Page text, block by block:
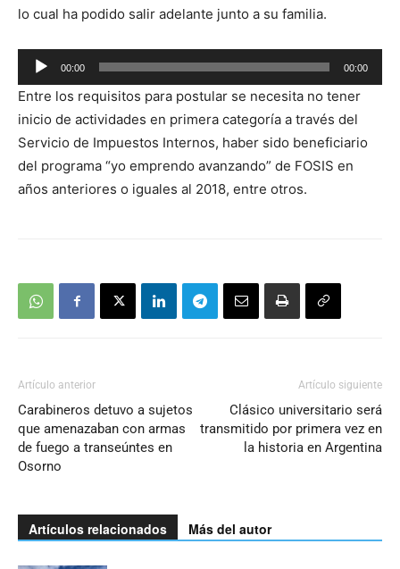
lo cual ha podido salir adelante junto a su familia.
Reproductor
de
audio
00:00 00:00
Entre los requisitos para postular se necesita no tener
inicio de actividades en primera categoría a través del
Servicio de Impuestos Internos, haber sido beneficiario
del programa “yo emprendo avanzando” de FOSIS en
años anteriores o iguales al 2018, entre otros.
Artículo anterior
Carabineros detuvo a sujetos
que amenazaban con armas
de fuego a transeúntes en
Osorno
Artículo siguiente
Clásico universitario será
transmitido por primera vez en
la historia en Argentina
Artículos relacionados Más del autor